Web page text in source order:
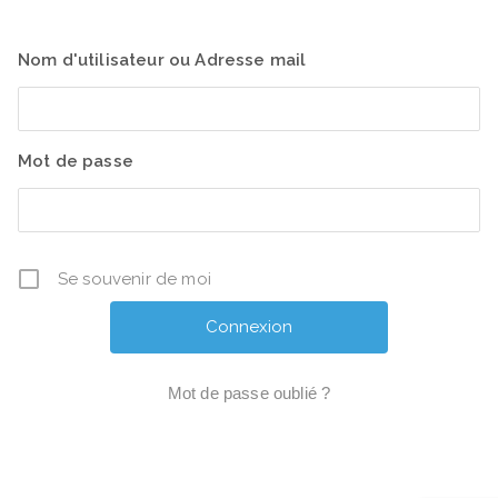
Nom d'utilisateur ou Adresse mail
Mot de passe
Se souvenir de moi
Mot de passe oublié ?